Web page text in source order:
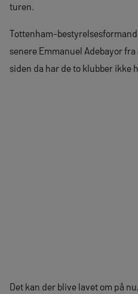
turen.
Tottenham-
senere Emmanuel Adebayor
siden da har de to klubber ikke
Det kan der blive lavet om på